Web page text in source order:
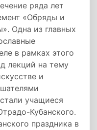
ряда лет
«Обряды и
Одна из главных
в рамках этого
лекций на тему
и
учащиеся
Кубанского.
праздника в